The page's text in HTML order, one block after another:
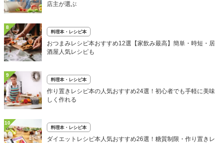
店主が選ぶ
8
料理本・レシピ本
おつまみレシピ本おすすめ12選【家飲み最高】簡単・時短・居
酒屋人気レシピも
9
料理本・レシピ本
作り置きレシピ本の人気おすすめ24選！初心者でも手軽に美味
しく作れる
10
料理本・レシピ本
ダイエットレシピ本人気おすすめ26選！糖質制限・作り置きレ